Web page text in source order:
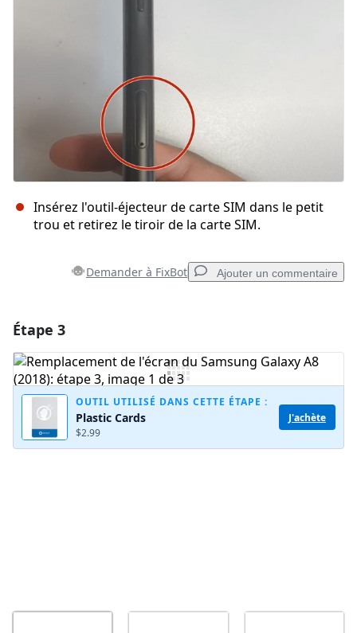
Insérez l'outil-éjecteur de carte SIM dans le petit
trou et retirez le tiroir de la carte SIM.
Demander à FixBot Ajouter un commentaire
Ajouter un commentaire
Étape 3
OUTIL UTILISÉ DANS CETTE ÉTAPE :
Plastic Cards
$2.99
J'achète